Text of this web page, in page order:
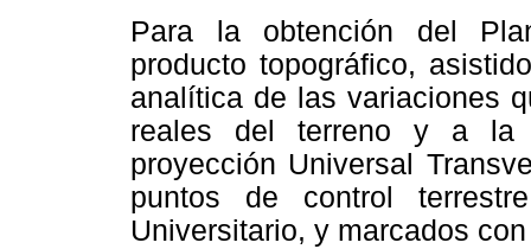
Para la obtención del
producto topográfico,
analítica de las variaciones
reales del terreno y a la
proyección Universal
puntos de control
Universitario, y marcados